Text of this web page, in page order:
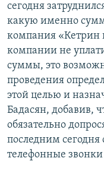
сегодня
какую именно
компания «Кетрин
компании не
суммы, это
проведения
этой целью и
Бадасян, добавив,
обязательно
последним сегодня
телефонные звонки